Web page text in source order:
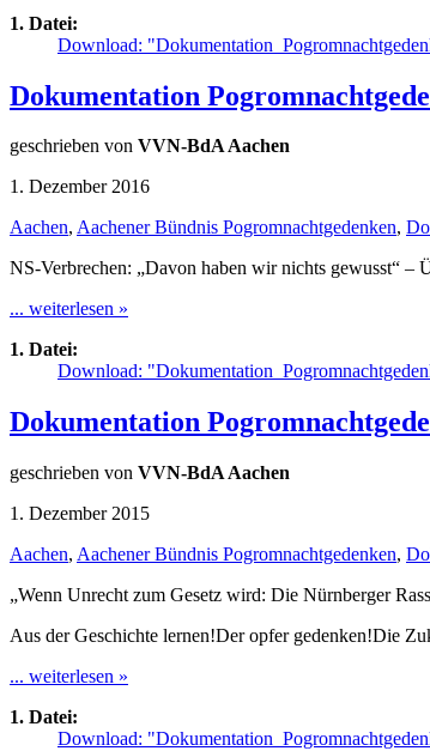
1. Datei:
Download:
Dokumentation
geschrieben von VVN-BdA Aachen
1. Dezember 2016
Aachen, Aachener Bündnis Pogromnachtgedenken,
NS-Verbrechen: „Davon haben wir nichts gewusst“ –
... weiterlesen »
1. Datei:
Download:
Dokumentation
geschrieben von VVN-BdA Aachen
1. Dezember 2015
Aachen, Aachener Bündnis Pogromnachtgedenken,
„Wenn Unrecht zum Gesetz wird: Die Nürnberger
Aus der Geschichte lernen!Der opfer gedenken!Die
... weiterlesen »
1. Datei:
Download: